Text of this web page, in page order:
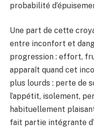
probabilité
Une part de cette
entre inconfort et
progression : effort,
apparaît quand cet
plus lourds : perte de
l’appétit, isolement,
habituellement
fait partie intégrante